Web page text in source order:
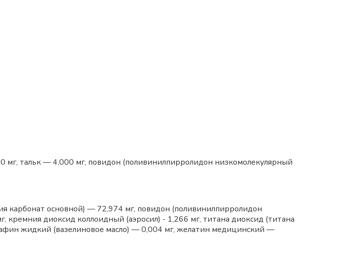
мг, тальк — 4,000 мг, повидон (поливинилпирролидон низкомолекулярный
карбонат основной) — 72,974 мг, повидон (поливинилпирролидон
диоксид коллоидный (аэросил) - 1,266 мг, титана диоксид (титана
жидкий (вазелиновое масло) — 0,004 мг, желатин медицинский —